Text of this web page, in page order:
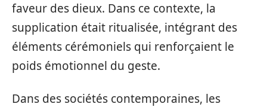
faveur des dieux. Dans ce contexte, la
supplication était ritualisée, intégrant des
éléments cérémoniels qui renforçaient le
poids émotionnel du geste.
Dans des sociétés contemporaines, les